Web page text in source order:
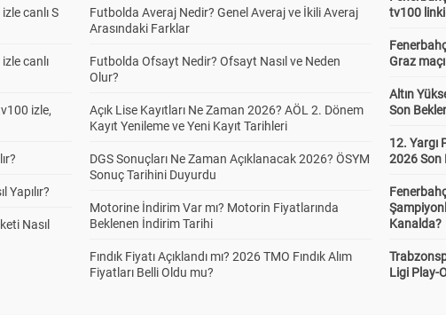
canlı S
canlı
izle,
Nasıl
Futbolda Averaj Nedir? Genel Averaj ve İkili Averaj
Arasındaki Farklar
Futbolda Ofsayt Nedir? Ofsayt Nasıl ve Neden
Olur?
Açık Lise Kayıtları Ne Zaman 2026? AÖL 2. Dönem
Kayıt Yenileme ve Yeni Kayıt Tarihleri
DGS Sonuçları Ne Zaman Açıklanacak 2026? ÖSYM
Sonuç Tarihini Duyurdu
Motorine İndirim Var mı? Motorin Fiyatlarında
Beklenen İndirim Tarihi
Fındık Fiyatı Açıklandı mı? 2026 TMO Fındık Alım
Fiyatları Belli Oldu mu?
tv100 linki
Graz
Altın
Son
12. Yargı
2026 Son
Kanalda?
Ligi Play-